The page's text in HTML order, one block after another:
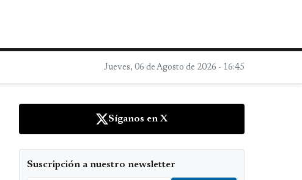
Jueves, 06 de Agosto de 2026 - 16:45
Síganos en X
Suscripción a nuestro newsletter